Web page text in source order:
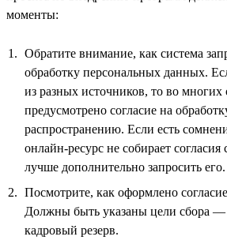
моменты:
Обратите внимание, как система
обработку персональных данных.
из разных источников, то во
предусмотрено согласие на
распространению. Если есть
онлайн-ресурс не собирает согласия
лучше дополнительно запросить его.
Посмотрите, как оформлено
Должны быть указаны цели сбора —
кадровый резерв.